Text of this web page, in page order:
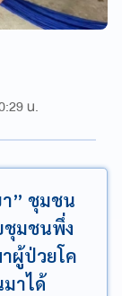
น.
” ชุมชน
ชุมชนพึ่ง
ผู้ป่วยโค
าได้